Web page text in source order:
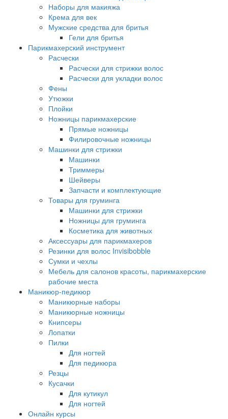
Наборы для макияжа
Крема для век
Мужские средства для бритья
Гели для бритья
Парикмахерский инструмент
Расчески
Расчески для стрижки волос
Расчески для укладки волос
Фены
Утюжки
Плойки
Ножницы парикмахерские
Прямые ножницы
Филировочные ножницы
Машинки для стрижки
Машинки
Триммеры
Шейверы
Запчасти и комплектующие
Товары для груминга
Машинки для стрижки
Ножницы для груминга
Косметика для животных
Аксессуары для парикмахеров
Резинки для волос Invisibobble
Сумки и чехлы
Мебель для салонов красоты, парикмахерские
рабочие места
Маникюр-педикюр
Маникюрные наборы
Маникюрные ножницы
Книпсеры
Лопатки
Пилки
Для ногтей
Для педикюра
Резцы
Кусачки
Для кутикул
Для ногтей
Онлайн курсы